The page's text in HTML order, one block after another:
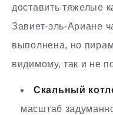
доставить тяжелые
Завиет-эль-Ариане
выполнена, но
видимому, так и не
Скальный
масштаб